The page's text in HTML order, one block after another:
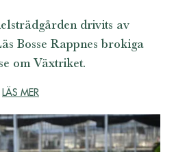
drivits av
Bosse Rappnes brokiga
om Växtriket.
LÄS MER